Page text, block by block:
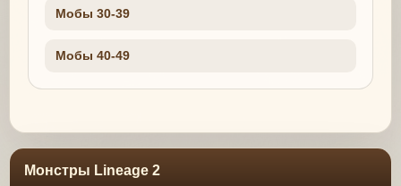
Мобы 30-39
Мобы 40-49
Монстры Lineage 2